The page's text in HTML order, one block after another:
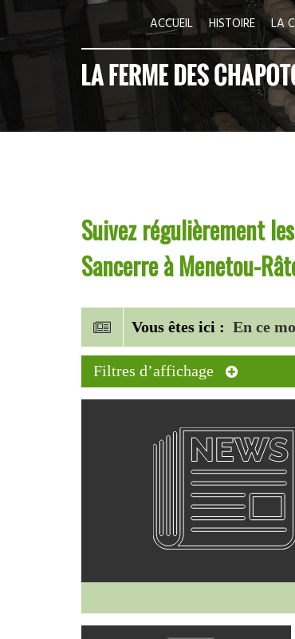
ACCUEIL HISTOIRE LA
Suivez régulièrement
Sancerre à Menetou-
Vous êtes ici : En ce
Filtres d’affichage